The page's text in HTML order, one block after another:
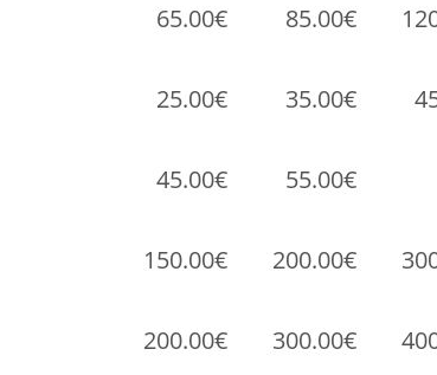
65.00€ 85.00€
25.00€ 35.00€
45.00€ 55.00€
150.00€ 200.00€
200.00€ 300.00€